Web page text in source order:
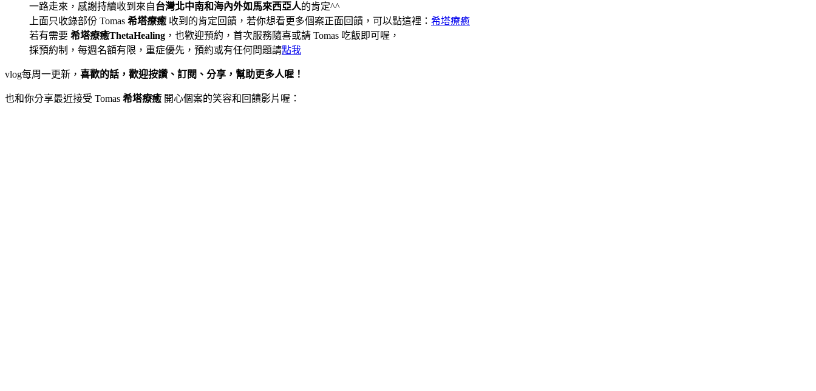
一路走來，感謝持續收到來自台灣北中南和海內外如馬來西亞人的肯定^^
上面只收錄部份 Tomas 希塔療癒 收到的肯定回饋，若你想看更多個案正面回饋，可以點這裡： 希塔療癒
若有需要 希塔療癒ThetaHealing ，也歡迎預約，首次服務隨喜或請 Tomas 吃飯即可喔，
採預約制，每週名額有限，重症優先，預約或有任何問題請點我
vlog每周一更新， 喜歡的話，歡迎按讚、訂閱、分享，幫助更多人喔！
也和你分享最近接受 Tomas 希塔療癒 開心個案的笑容和回饋影片喔：